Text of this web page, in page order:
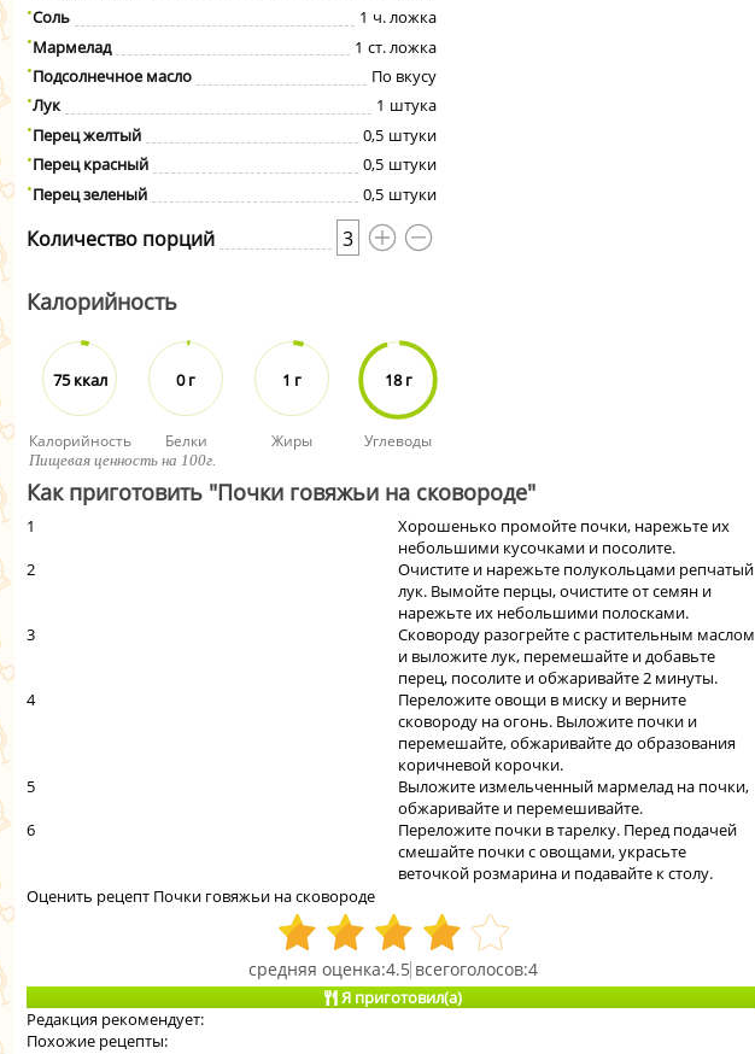
Соль
1 ч. ложка
Мармелад
1 ст. ложка
Подсолнечное масло
По вкусу
Лук
1 штука
Перец желтый
0,5 штуки
Перец красный
0,5 штуки
Перец зеленый
0,5 штуки
Количество порций 3
Калорийность
75 ккал
Калорийность
0 г
Белки
1 г
Жиры
18 г
Углеводы
Пищевая ценность на 100г.
Как приготовить "Почки говяжьи на сковороде"
1
Хорошенько промойте почки, нарежьте их
небольшими кусочками и посолите.
2
Очистите и нарежьте полукольцами репчатый
лук. Вымойте перцы, очистите от семян и
нарежьте их небольшими полосками.
3
Сковороду разогрейте с растительным маслом
и выложите лук, перемешайте и добавьте
перец, посолите и обжаривайте 2 минуты.
4
Переложите овощи в миску и верните
сковороду на огонь. Выложите почки и
перемешайте, обжаривайте до образования
коричневой корочки.
5
Выложите измельченный мармелад на почки,
обжаривайте и перемешивайте.
6
Переложите почки в тарелку. Перед подачей
смешайте почки с овощами, украсьте
веточкой розмарина и подавайте к столу.
Оценить рецепт Почки говяжьи на сковороде
4.5 4
Я приготовил(а)
Редакция рекомендует:
Похожие рецепты: